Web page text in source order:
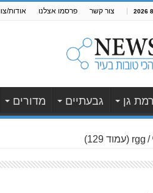
צור קשר פרסמו אצלנו אודות/
רמת גן גבעתיים מדורים
/ rgg (עמוד 129)